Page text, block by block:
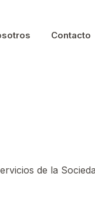
Contacto
de la